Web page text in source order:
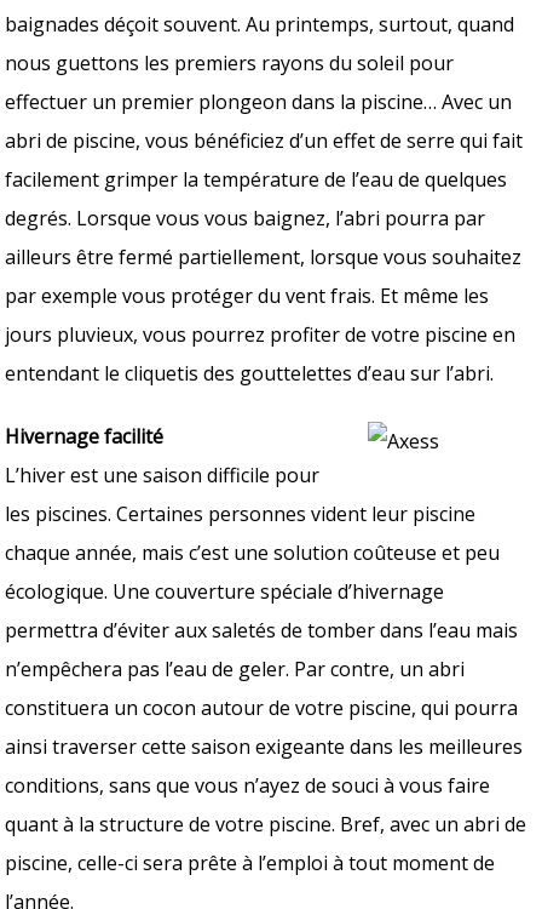
baignades déçoit souvent. Au printemps, surtout, quand
nous guettons les premiers rayons du soleil pour
effectuer un premier plongeon dans la piscine… Avec un
abri de piscine, vous bénéficiez d’un effet de serre qui fait
facilement grimper la température de l’eau de quelques
degrés. Lorsque vous vous baignez, l’abri pourra par
ailleurs être fermé partiellement, lorsque vous souhaitez
par exemple vous protéger du vent frais. Et même les
jours pluvieux, vous pourrez profiter de votre piscine en
entendant le cliquetis des gouttelettes d’eau sur l’abri.
Hivernage facilité
L’hiver est une saison difficile pour
les piscines. Certaines personnes vident leur piscine
chaque année, mais c’est une solution coûteuse et peu
écologique. Une couverture spéciale d’hivernage
permettra d’éviter aux saletés de tomber dans l’eau mais
n’empêchera pas l’eau de geler. Par contre, un abri
constituera un cocon autour de votre piscine, qui pourra
ainsi traverser cette saison exigeante dans les meilleures
conditions, sans que vous n’ayez de souci à vous faire
quant à la structure de votre piscine. Bref, avec un abri de
piscine, celle-ci sera prête à l’emploi à tout moment de
l’année.